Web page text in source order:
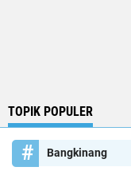
TOPIK POPULER
Bangkinang